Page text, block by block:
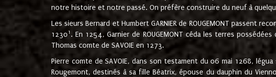
notre histoire et notre passé. On préfère construire du neuf à
Les sieurs Bernard et Humbert GARNIER de ROUGEMONT passent
12301 . En 1254, Garnier de ROUGEMONT céda les terres
Thomas comte de SAVOIE en 1273.
Pierre comte de SAVOIE, dans son testament du 06 mai 1268,
Rougemont, destinés à sa fille Béatrix, épouse du dauphin du